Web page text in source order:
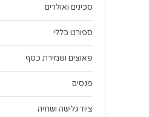
סכינים ואולרים
ספורט כללי
פאוצים ושמירת כסף
פנסים
ציוד גלישה ושחיה